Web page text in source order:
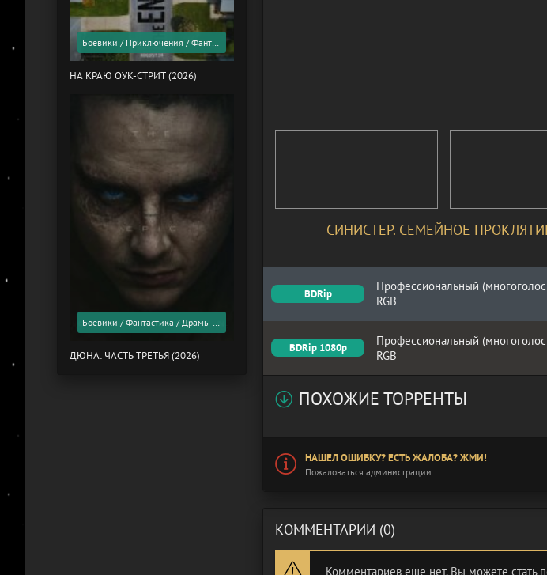
СИНИСТЕР. СЕМЕЙНОЕ
BDRip
Профессиональный
RGB
BDRip 1080p
Профессиональный
RGB
ПОХОЖИЕ ТОРРЕНТЫ
НАШЕЛ ОШИБКУ? ЕСТЬ ЖАЛОБА? ЖМИ!
Пожаловаться администрации
КОММЕНТАРИИ (0)
Комментариев еще нет. Вы можете стать
Боевики / Приключения / Фантастика / Фильмы 2026 года / Скоро в кино
НА КРАЮ ОУК-СТРИТ (2026)
Боевики / Фантастика / Драмы / Фильмы 2026 года / Скоро в кино
ДЮНА: ЧАСТЬ ТРЕТЬЯ (2026)